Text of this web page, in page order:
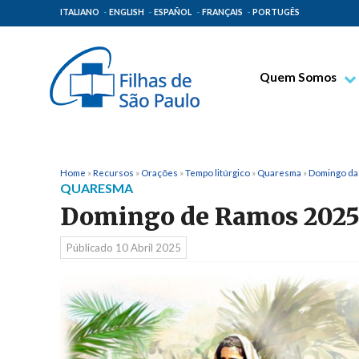
ITALIANO ENGLISH ESPAÑOL FRANÇAIS PORTUGÊS
Quem Somos
Lugares de Origem
Família Paulina
Home »Recursos » Orações »Tempo litúrgico » Quaresma »Domingo
QUARESMA
Domingo de Ramos 2025
Públicado 10 Abril 2025